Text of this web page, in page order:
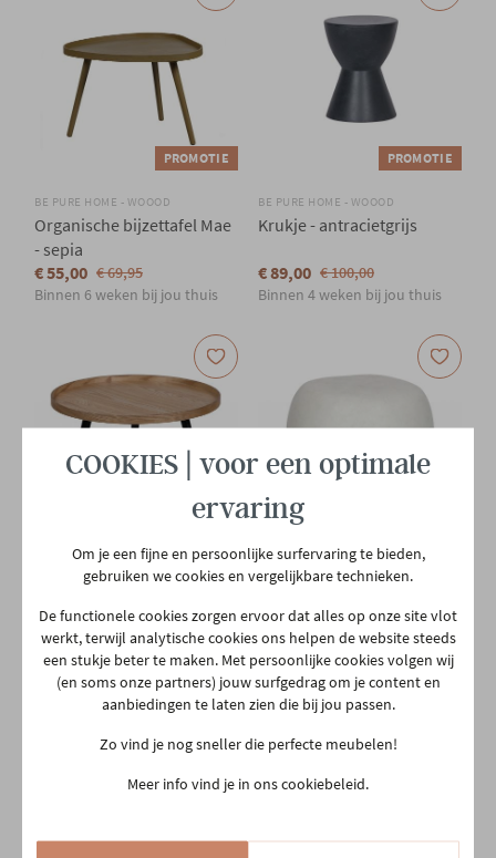
PROMOTIE
BE PURE HOME - WOOOD
Organische bijzettafel Mae
- sepia
€ 55,00 € 69,95
Binnen 6 weken bij jou thuis
PROMOTIE
BE PURE HOME - WOOOD
Krukje - antracietgrijs
€ 89,00 € 100,00
Binnen 4 weken bij jou thuis
BE PURE HOME - WOOOD
€ 62,95 € 69,95
Binnen 4 weken bij jou thuis
BE PURE HOME - WOOOD
€ 179,00 € 199,00
Binnen 4 weken bij jou thuis
COOKIES | voor een optimale
ervaring
Om je een fijne en persoonlijke surfervaring te bieden,
gebruiken we cookies en vergelijkbare technieken.
De functionele cookies zorgen ervoor dat alles op onze site vlot
werkt, terwijl analytische cookies ons helpen de website steeds
een stukje beter te maken. Met persoonlijke cookies volgen wij
(en soms onze partners) jouw surfgedrag om je content en
aanbiedingen te laten zien die bij jou passen.
Zo vind je nog sneller die perfecte meubelen!
Meer info vind je in ons cookiebeleid.